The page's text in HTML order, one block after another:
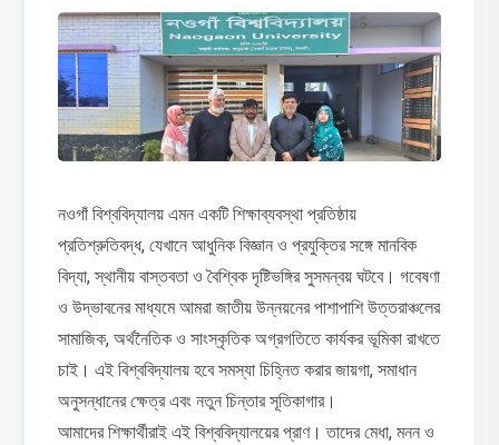
নওগাঁ বিশ্ববিদ্যালয় এমন একটি শিক্ষাব্যবস্থা প্রতিষ্ঠায়
প্রতিশ্রুতিবদ্ধ, যেখানে আধুনিক বিজ্ঞান ও প্রযুক্তির সঙ্গে মানবিক
বিদ্যা, স্থানীয় বাস্তবতা ও বৈশ্বিক দৃষ্টিভঙ্গির সুসমন্বয় ঘটবে। গবেষণা
ও উদ্ভাবনের মাধ্যমে আমরা জাতীয় উন্নয়নের পাশাপাশি উত্তরাঞ্চলের
সামাজিক, অর্থনৈতিক ও সাংস্কৃতিক অগ্রগতিতে কার্যকর ভূমিকা রাখতে
চাই। এই বিশ্ববিদ্যালয় হবে সমস্যা চিহ্নিত করার জায়গা, সমাধান
অনুসন্ধানের ক্ষেত্র এবং নতুন চিন্তার সূতিকাগার।
আমাদের শিক্ষার্থীরাই এই বিশ্ববিদ্যালয়ের প্রাণ। তাদের মেধা, মনন ও